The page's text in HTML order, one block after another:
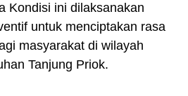
Kondisi ini dilaksanakan
untuk menciptakan rasa
masyarakat di wilayah
Tanjung Priok.